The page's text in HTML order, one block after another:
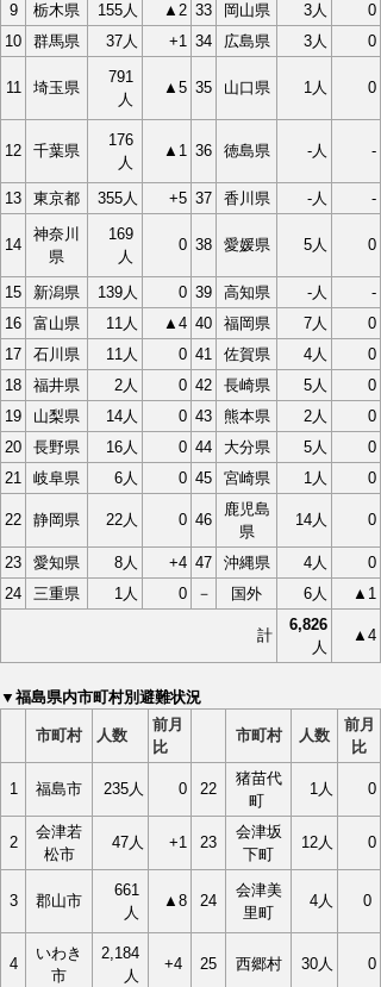
9
栃木県 155人 ▲2 33 岡山県 3人
0
10
群馬県 37人 +1 34 広島県 3人 0
11 埼玉県
791
人
▲5 35 山口県 1人 0
12 千葉県
176
人
▲1 36 徳島県 -人 -
13 東京都 355人 +5 37 香川県 -人 -
14
神奈川
県
169
人
0 38 愛媛県 5人 0
15 新潟県 139人 0 39 高知県 -人
-
16
富山県 11人 ▲4 40 福岡県 7人
0
17
石川県 11人 0 41 佐賀県 4人
0
18
福井県 2人 0 42 長崎県 5人
0
19
山梨県 14人 0 43 熊本県 2人
0
20
長野県 16人 0 44 大分県 5人
0
21
岐阜県 6人 0 45 宮崎県 1人 0
22 静岡県 22人 0 46
鹿児島
県
14人 0
23 愛知県 8人 +4 47 沖縄県 4人
0
24
三重県 1人 0 － 国外 6人 ▲1
計
6,826
人
▲4
▼福島県内市町村別避難状況
市町村 人数
前月
比
市町村 人数
前月
比
1 福島市 235人 0 22
猪苗代
町
1人 0
2
会津若
松市
47人 +1 23
会津坂
下町
12人 0
3 郡山市
661
人
▲8 24
会津美
里町
4人 0
4
いわき
市
2,184
人
+4 25 西郷村 30人 0